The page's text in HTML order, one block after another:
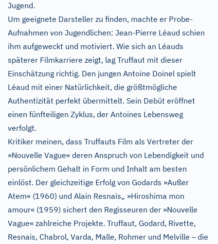
Jugend.
Um geeignete Darsteller zu finden, machte er Probe-
Aufnahmen von Jugendlichen: Jean-Pierre Léaud schien
ihm aufgeweckt und motiviert. Wie sich an Léauds
späterer Filmkarriere zeigt, lag Truffaut mit dieser
Einschätzung richtig. Den jungen Antoine Doinel spielt
Léaud mit einer Natürlichkeit, die größtmögliche
Authentizität perfekt übermittelt. Sein Debüt eröffnet
einen fünfteiligen Zyklus, der Antoines Lebensweg
verfolgt.
Kritiker meinen, dass Truffauts Film als Vertreter der
»Nouvelle Vague« deren Anspruch von Lebendigkeit und
persönlichem Gehalt in Form und Inhalt am besten
einlöst. Der gleichzeitige Erfolg von Godards »Außer
Atem« (1960) und Alain Resnais„ »Hiroshima mon
amour« (1959) sichert den Regisseuren der »Nouvelle
Vague« zahlreiche Projekte. Truffaut, Godard, Rivette,
Resnais, Chabrol, Varda, Malle, Rohmer und Melville–die